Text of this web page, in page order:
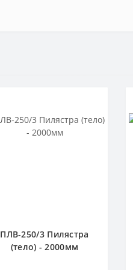
ПЛВ-250/3 Пилястра
(тело) - 2000мм